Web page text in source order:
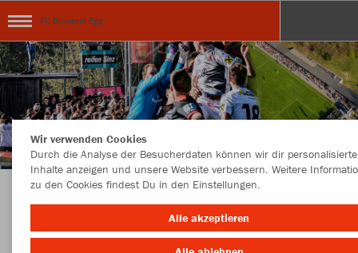
FC Brauerei Egg
KOLLEKTION FC BRAUEREI EGG powered by
SPORT NATTER
Wir verwenden Cookies
Durch die Analyse der Besucherdaten können wir dir personalisierte
Inhalte anzeigen und unsere Website verbessern. Weitere
zu den Cookies findest Du in den Einstellungen.
Alle akzeptieren